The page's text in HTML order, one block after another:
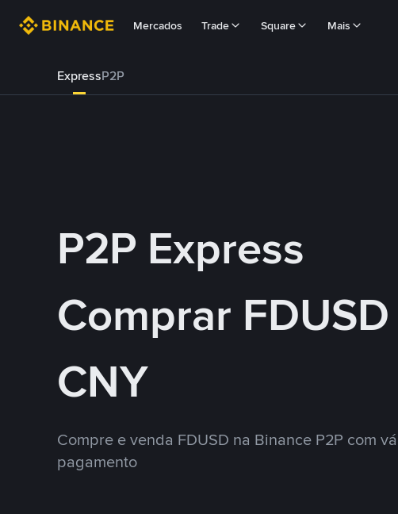
Mercados Trade Square Mais
ExpressP2P
P2P Express
Comprar
CNY
Compre e venda FDUSD na Binance P2P com
pagamento